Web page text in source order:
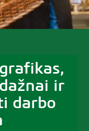
ir
darbo